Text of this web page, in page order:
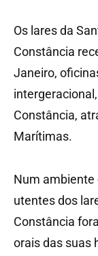
Os lares da
Constância
Janeiro,
Constância,
Marítimas.
Num ambiente
utentes dos
Constância
orais das suas